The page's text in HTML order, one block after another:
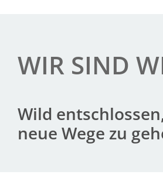
WIR SIND
Wild
neue Wege zu